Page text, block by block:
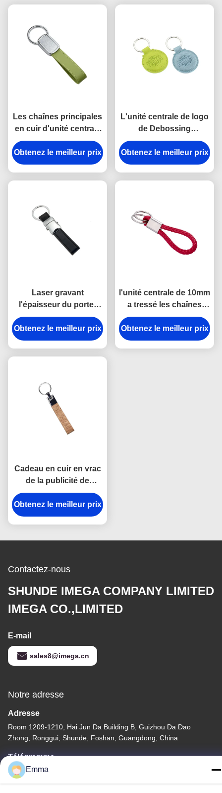
Les chaînes principales
en cuir d'unité centrale
de vert de bande de
Debossing attachent
couvrir d'un dôme
Obtenez le meilleur prix
L'unité centrale de logo
de Debossing
garnissent en cuir le
support de chaînes
principales autour de
Obtenez le meilleur prix
Laser gravant
l'épaisseur du porte-
clés 9mm de cuir de
Mini Key Holder
Souvenir Personalised
Obtenez le meilleur prix
l'unité centrale de 10mm
a tressé les chaînes
principales en cuir
Debossing Logo Car
Key Ring Holder
Obtenez le meilleur prix
Cadeau en cuir en vrac
de la publicité de
souvenir de Cork Plain
Leather Keyring 12mm
Keychains
Obtenez le meilleur prix
Contactez-nous
SHUNDE IMEGA COMPANY LIMITED
IMEGA CO.,LIMITED
E-mail
sales8@imega.cn
Notre adresse
Adresse
Room 1209-1210, Hai Jun Da Building B, Guizhou Da Dao
Zhong, Ronggui, Shunde, Foshan, Guangdong, China
Télégramme
86-15816904632
Emma